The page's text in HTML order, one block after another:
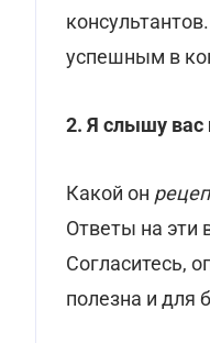
успешным в
2. Я слышу вас
Какой он
Ответы на эти
Согласитесь,
полезна и для